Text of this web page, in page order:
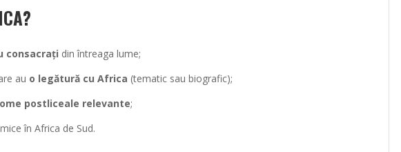
consacrați din întreaga lume;
au o legătură cu Africa (tematic sau biografic);
postliceale relevante;
în Africa de Sud.